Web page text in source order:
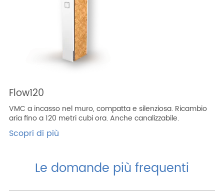
Flow120
VMC a incasso nel muro, compatta e silenziosa. Ricambio
aria fino a 120 metri cubi ora. Anche canalizzabile.
Scopri di più
Le domande più frequenti